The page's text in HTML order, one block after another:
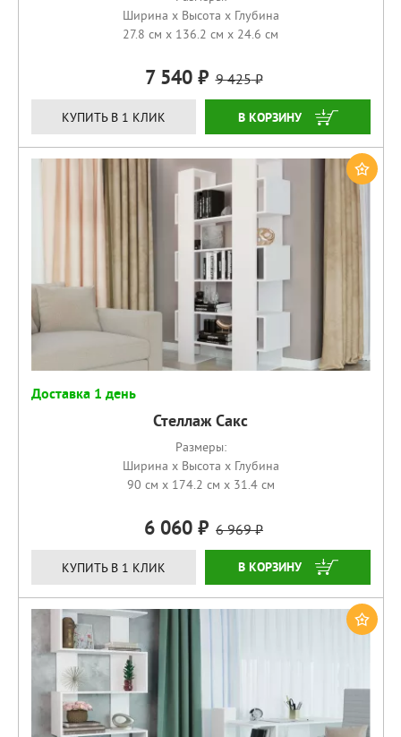
Ширина x Высота x Глубина
27.8 см x 136.2 см x 24.6 см
7 540 9 425
КУПИТЬ В 1 КЛИК КУПИТЬ
Доставка 1 день
Стеллаж Сакс
Размеры:
Ширина x Высота x Глубина
90 см x 174.2 см x 31.4 см
6 060 6 969
КУПИТЬ В 1 КЛИК КУПИТЬ